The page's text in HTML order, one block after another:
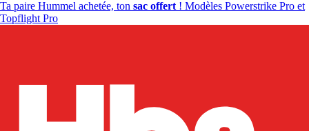
Ta paire Hummel achetée, ton sac offert ! Modèles Powerstrike Pro et
Topflight Pro